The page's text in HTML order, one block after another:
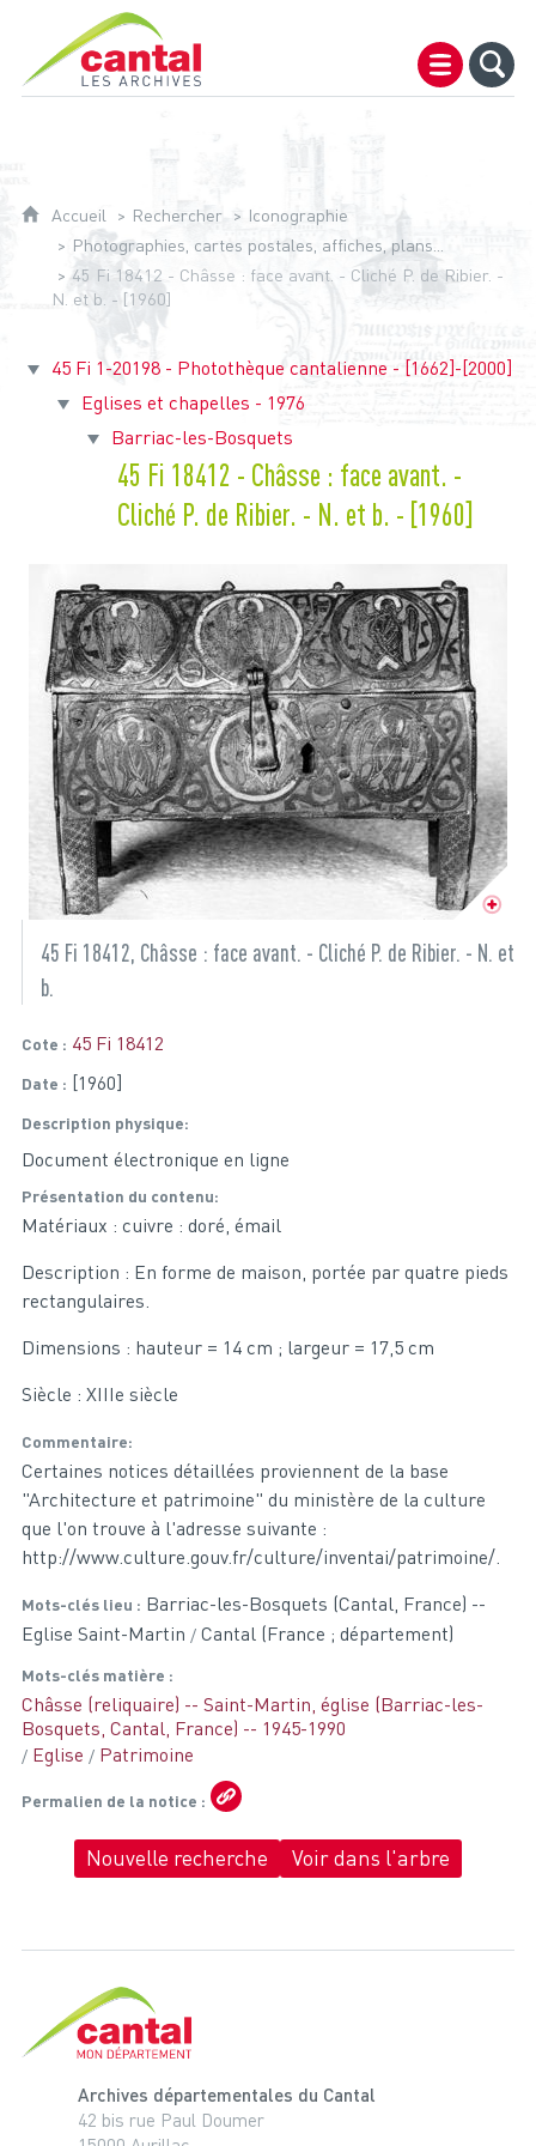
Archives du Cantal
Accueil Rechercher
Iconographie
Photographies, cartes postales, affiches, plans...
45 Fi 18412 - Châsse : face avant. - Cliché P. de Ribier. -
N. et b. - [1960]
45 Fi 1-20198 - Photothèque cantalienne - [1662]-[2000]
Eglises et chapelles - 1976
Barriac-les-Bosquets
45 Fi 18412 - Châsse : face avant. -
Cliché P. de Ribier. - N. et b. - [1960]
45 Fi 18412, Châsse : face avant. - Cliché P. de Ribier. - N. et
b.
Cote 45 Fi 18412
Date [1960]
Description physique
Document électronique en ligne
Présentation du contenu
Matériaux : cuivre : doré, émail
Description : En forme de maison, portée par quatre pieds
rectangulaires.
Dimensions : hauteur = 14 cm ; largeur = 17,5 cm
Siècle : XIIIe siècle
Commentaire
Certaines notices détaillées proviennent de la base
"Architecture et patrimoine" du ministère de la culture
que l'on trouve à l'adresse suivante :
http://www.culture.gouv.fr/culture/inventai/patrimoine/.
Mots-clés lieu
Barriac-les-Bosquets (Cantal, France) --
Eglise Saint-Martin
Cantal (France ; département)
Mots-clés matière
Châsse (reliquaire) -- Saint-Martin, église (Barriac-les-
Bosquets, Cantal, France) -- 1945-1990
Eglise
Patrimoine
Permalien de la notice
Nouvelle recherche Voir dans l'arbre
Archives départementales du Cantal
42 bis rue Paul Doumer